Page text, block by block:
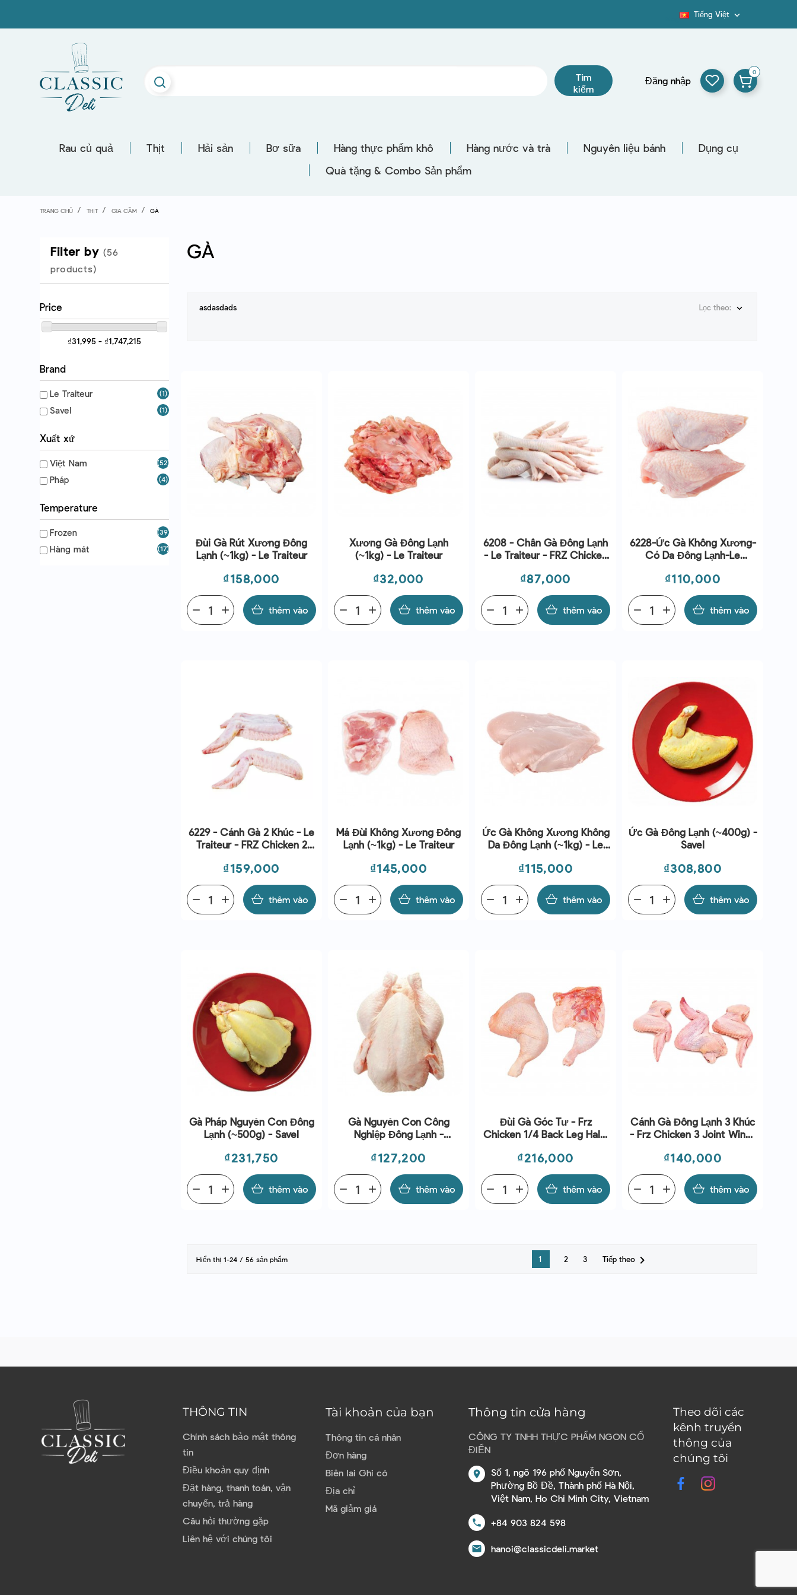
Tiếng Việt 
Tìm
kiếm
Đăng nhập
0
Rau củ quả Thịt Hải sản Bơ sữa Hàng thực phẩm khô Hàng nước và trà Nguyên liệu bánh
Dụng cụ
Quà tặng & Combo Sản phẩm
TRANG CHỦ THỊT GIA CẦM GÀ
Filter by (56
products)
Price
₫31,995 - ₫1,747,215
Brand
Le Traiteur (1)
Savel (1)
Xuất xứ
Việt Nam (52)
Pháp (4)
Temperature
Frozen (39)
Hàng mát (17)
GÀ
asdasdads Lọc theo: 
Đùi Gà Rút Xương Đông
Lạnh (~1kg) - Le Traiteur
Giá
₫158,000
add
remove thêm vào
Xương Gà Đông Lạnh
(~1kg) - Le Traiteur
Giá
₫32,000
add
remove thêm vào
6208 - Chân Gà Đông Lạnh
- Le Traiteur - FRZ Chicken
Giá
₫87,000
add
remove thêm vào
6228-Ức Gà Không Xương-
Có Da Đông Lạnh-Le
Chicken Skin-On
Giá
₫110,000
add
remove thêm vào
6229 - Cánh Gà 2 Khúc - Le
Traiteur - FRZ Chicken 2
Giá
₫159,000
add
remove thêm vào
Má Đùi Không Xương Đông
Lạnh (~1kg) - Le Traiteur
Giá
₫145,000
add
remove thêm vào
Ức Gà Không Xương Không
Da Đông Lạnh (~1kg) - Le
Giá
₫115,000
add
remove thêm vào
Ức Gà Đông Lạnh (~400g) -
Savel
Giá
₫308,800
add
remove thêm vào
Gà Pháp Nguyên Con Đông
Lạnh (~500g) - Savel
Giá
₫231,750
add
remove thêm vào
Gà Nguyên Con Công
Nghiệp Đông Lạnh -
Halal (~1.2Kg) - Koyu
Giá
₫127,200
add
remove thêm vào
Đùi Gà Góc Tư - Frz
Chicken 1/4 Back Leg Halal
Giá
₫216,000
add
remove thêm vào
Cánh Gà Đông Lạnh 3 Khúc
- Frz Chicken 3 Joint Wings
Giá
₫140,000
add
remove thêm vào
Hiển thị 1-24 / 56 sản phẩm 1 2 3 Tiếp theo 
THÔNG TIN
Chính sách bảo mật thông
tin
Điều khoản quy định
Đặt hàng, thanh toán, vận
chuyển, trả hàng
Câu hỏi thường gặp
Liên hệ với chúng tôi
Tài khoản của bạn
Thông tin cá nhân
Đơn hàng
Biên lai Ghi có
Địa chỉ
Mã giảm giá
Thông tin cửa hàng
CÔNG TY TNHH THỰC PHẨM NGON CỔ
ĐIỂN
location_on
Số 1, ngõ 196 phố Nguyễn Sơn,
Phường Bồ Đề, Thành phố Hà Nội,
Việt Nam, Ho Chi Minh City, Vietnam
call +84 903 824 598
email hanoi@classicdeli.market
Theo dõi các
kênh truyền
thông của
chúng tôi